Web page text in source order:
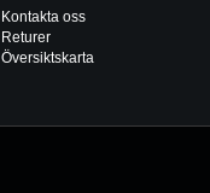
Kontakta oss
Returer
Översiktskarta